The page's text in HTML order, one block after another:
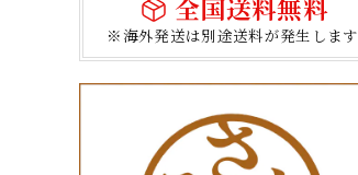
全国送料無料
※海外発送は別途送料が発生します